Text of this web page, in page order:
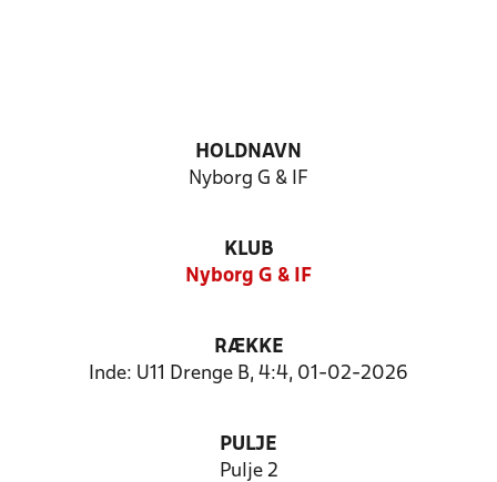
HOLDNAVN
Nyborg G & IF
KLUB
Nyborg G & IF
RÆKKE
Inde: U11 Drenge B, 4:4, 01-02-2026
PULJE
Pulje 2